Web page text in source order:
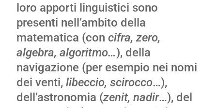
loro apporti linguistici sono
presenti nell’ambito della
matematica (con cifra, zero,
algebra, algoritmo…), della
navigazione (per esempio nei nomi
dei venti, libeccio, scirocco…),
dell’astronomia (zenit, nadir…), del